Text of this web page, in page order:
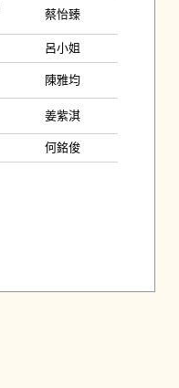
蔡怡臻
呂小姐
陳雅均
姜紫淇
何銘俊